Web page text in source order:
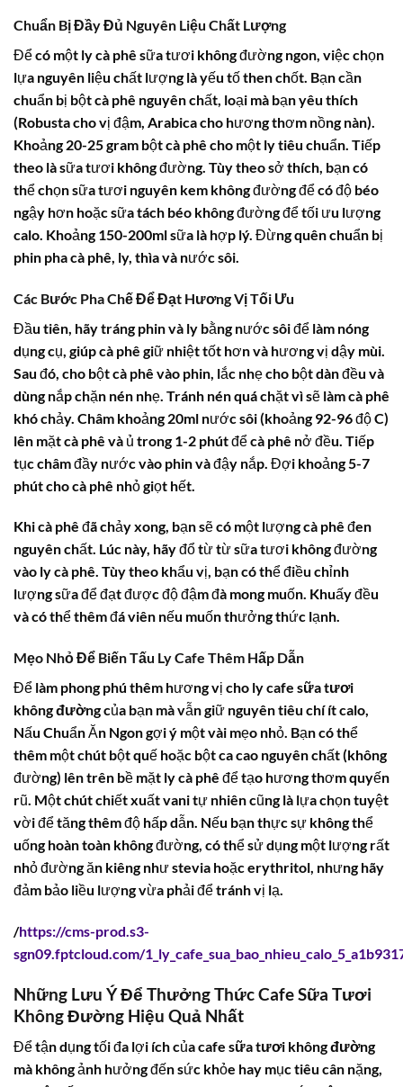
Chuẩn Bị Đầy Đủ Nguyên Liệu Chất Lượng
Để có một ly cà phê sữa tươi không đường ngon, việc chọn
lựa nguyên liệu chất lượng là yếu tố then chốt. Bạn cần
chuẩn bị bột cà phê nguyên chất, loại mà bạn yêu thích
(Robusta cho vị đậm, Arabica cho hương thơm nồng nàn).
Khoảng 20-25 gram bột cà phê cho một ly tiêu chuẩn. Tiếp
theo là sữa tươi không đường. Tùy theo sở thích, bạn có
thể chọn sữa tươi nguyên kem không đường để có độ béo
ngậy hơn hoặc sữa tách béo không đường để tối ưu lượng
calo. Khoảng 150-200ml sữa là hợp lý. Đừng quên chuẩn bị
phin pha cà phê, ly, thìa và nước sôi.
Các Bước Pha Chế Để Đạt Hương Vị Tối Ưu
Đầu tiên, hãy tráng phin và ly bằng nước sôi để làm nóng
dụng cụ, giúp cà phê giữ nhiệt tốt hơn và hương vị dậy mùi.
Sau đó, cho bột cà phê vào phin, lắc nhẹ cho bột dàn đều và
dùng nắp chặn nén nhẹ. Tránh nén quá chặt vì sẽ làm cà phê
khó chảy. Châm khoảng 20ml nước sôi (khoảng 92-96 độ C)
lên mặt cà phê và ủ trong 1-2 phút để cà phê nở đều. Tiếp
tục châm đầy nước vào phin và đậy nắp. Đợi khoảng 5-7
phút cho cà phê nhỏ giọt hết.
Khi cà phê đã chảy xong, bạn sẽ có một lượng cà phê đen
nguyên chất. Lúc này, hãy đổ từ từ sữa tươi không đường
vào ly cà phê. Tùy theo khẩu vị, bạn có thể điều chỉnh
lượng sữa để đạt được độ đậm đà mong muốn. Khuấy đều
và có thể thêm đá viên nếu muốn thưởng thức lạnh.
Mẹo Nhỏ Để Biến Tấu Ly Cafe Thêm Hấp Dẫn
Để làm phong phú thêm hương vị cho lycafe sữa tươi
không đườngcủa bạn mà vẫn giữ nguyên tiêu chí ít calo,
Nấu Chuẩn Ăn Ngon gợi ý một vài mẹo nhỏ. Bạn có thể
thêm một chút bột quế hoặc bột ca cao nguyên chất (không
đường) lên trên bề mặt ly cà phê để tạo hương thơm quyến
rũ. Một chút chiết xuất vani tự nhiên cũng là lựa chọn tuyệt
vời để tăng thêm độ hấp dẫn. Nếu bạn thực sự không thể
uống hoàn toàn không đường, có thể sử dụng một lượng rất
nhỏ đường ăn kiêng như stevia hoặc erythritol, nhưng hãy
đảm bảo liều lượng vừa phải để tránh vị lạ.
/https://cms-prod.s3-
sgn09.fptcloud.com/
Những Lưu Ý Để Thưởng Thức Cafe Sữa Tươi
Không Đường Hiệu Quả Nhất
Để tận dụng tối đa lợi ích củacafe sữa tươi không đường
mà không ảnh hưởng đến sức khỏe hay mục tiêu cân nặng,